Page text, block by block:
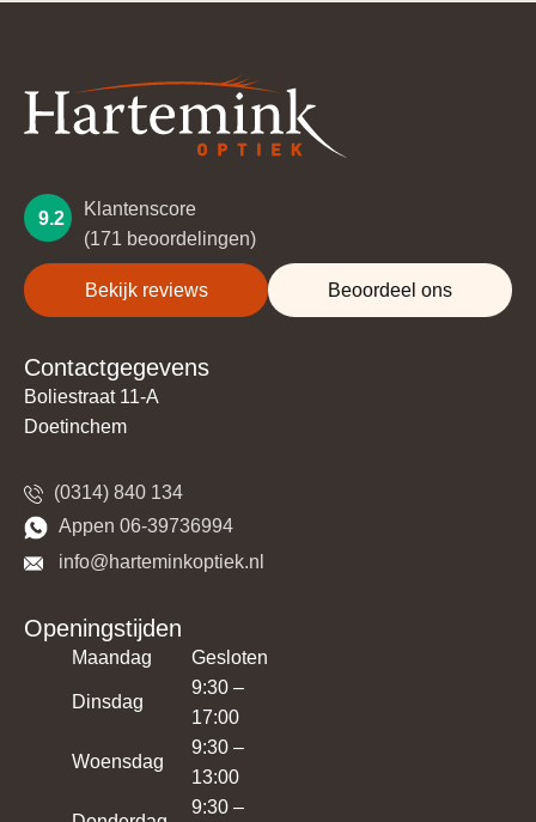
Contactgegevens
Boliestraat 11-A
Doetinchem
(0314) 840 134
​​Appen 06-39736994
​​​ info@harteminkoptiek.nl
Openingstijden
Maandag Gesloten
Dinsdag
9:30 –
17:00
Woensdag
9:30 –
13:00
9:30 –
9.2
Klantenscore
(171 beoordelingen)
Bekijk reviews Beoordeel ons